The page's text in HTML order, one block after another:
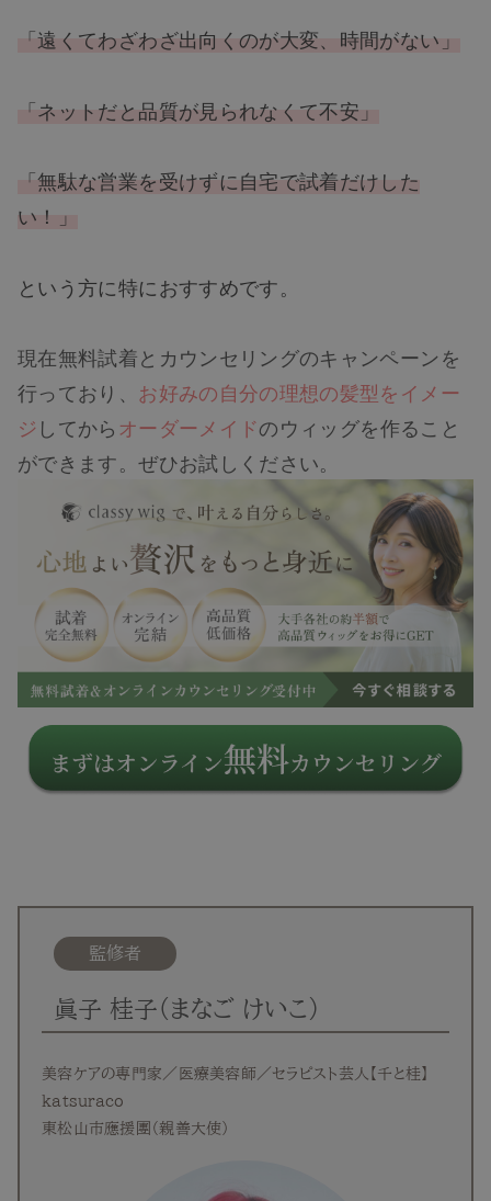
「遠くてわざわざ出向くのが大変、時間がない」
「ネットだと品質が見られなくて不安」
「無駄な営業を受けずに自宅で試着だけした
い！」
という方に特におすすめです。
現在無料試着とカウンセリングのキャンペーンを
行っており、 お好みの自分の理想の髪型をイメー
ジしてから オーダーメイドのウィッグを作ること
ができます。ぜひお試しください。
監修者
眞子 桂子（まなご けいこ）
美容ケアの専門家／医療美容師／セラピスト芸人【千と桂】
katsuraco
東松山市應援團（親善大使）